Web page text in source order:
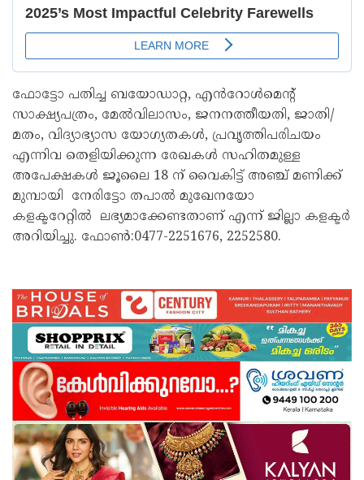
ഫോട്ടോ പതിച്ച ബയോഡാറ്റ, എൻറോൾമെന്റ്
സാക്ഷ്യപത്രം, മേൽവിലാസം, ജനനത്തീയതി, ജാതി/
മതം, വിദ്യാഭ്യാസ യോഗ്യതകൾ, പ്രവൃത്തിപരിചയം
എന്നിവ തെളിയിക്കുന്ന രേഖകൾ സഹിതമുള്ള
അപേക്ഷകൾ ജൂലൈ 18 ന് വൈകിട്ട് അഞ്ച് മണിക്ക്
മുമ്പായി നേരിട്ടോ തപാൽ മുഖേനയോ
കളക്ടറേറ്റിൽ ലഭ്യമാക്കേണ്ടതാണ് എന്ന് ജില്ലാ കളക്ടർ
അറിയിച്ചു. ഫോൺ:0477-2251676, 2252580.